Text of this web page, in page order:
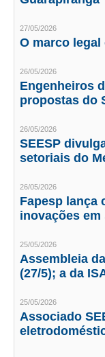
CAMPANHAS
PALAVRA DO
CONTEÚDO
AGENDA
SEESP NOTÍCIAS
NOTÍCIAS NO
FOTOS
PUBLICIDADE
27/05/2026
O marco
26/05/2026
Engenheiros
propostas do
26/05/2026
SEESP
setoriais do
26/05/2026
Fapesp lança
inovações
25/05/2026
Assembleia
(27/5); a da
25/05/2026
Associado